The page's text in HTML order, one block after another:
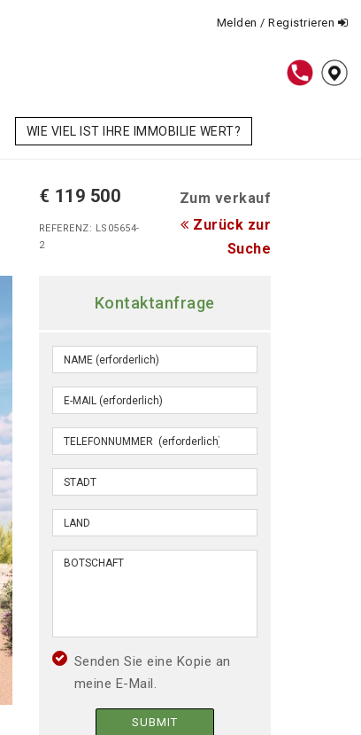
Melden / Registrieren
WIE VIEL IST IHRE IMMOBILIE WERT?
€ 119 500 Zum verkauf
REFERENZ: LS05654-
2
Zurück zur
Suche
Kontaktanfrage
Senden Sie eine Kopie an
meine E-Mail.
SUBMIT